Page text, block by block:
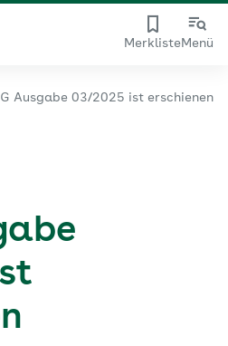
MerklisteMenü
Ausgabe 03/2025 ist erschienen